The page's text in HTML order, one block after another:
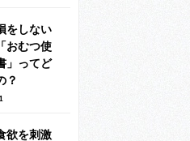
をしない
おむつ使
」ってど
？
欲を刺激